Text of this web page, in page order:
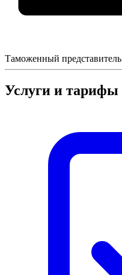
Таможенный представитель
Услуги и тарифы